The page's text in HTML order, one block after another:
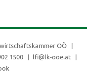
OÖ
1500
lfi@lk-ooe.at